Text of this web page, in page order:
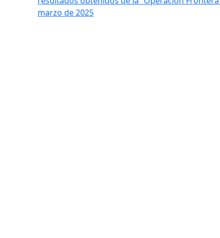
marzo de 2025